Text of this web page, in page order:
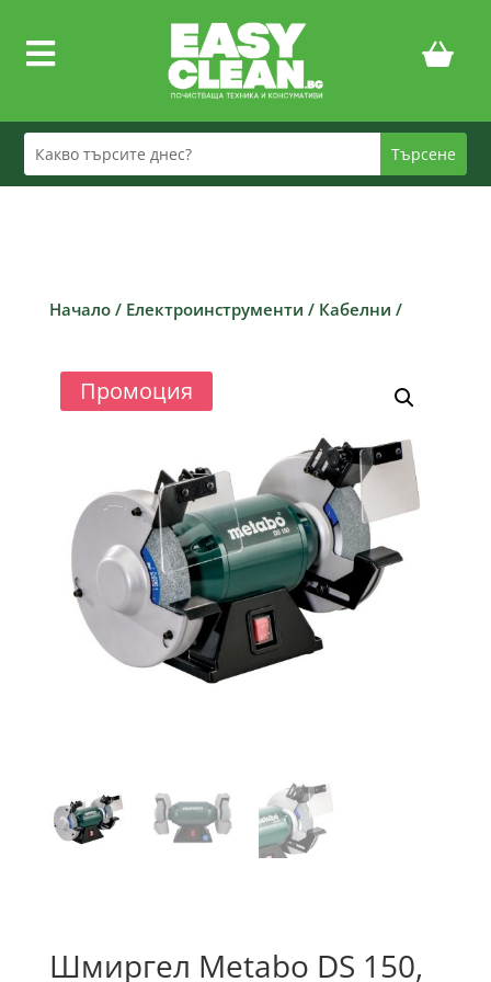

Начало/ Електроинструменти / Кабелни /
Промоция
Шмиргел Metabo DS 150,